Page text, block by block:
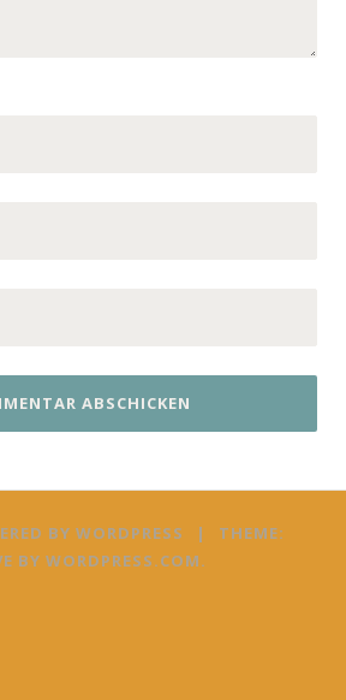
BY WORDPRESS |
THEME:
BY WORDPRESS.COM.